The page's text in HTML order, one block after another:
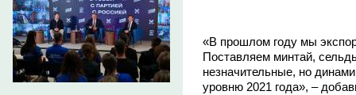
«В прошлом году мы
Поставляем минтай,
незначительные, но
уровню 2021 года», –